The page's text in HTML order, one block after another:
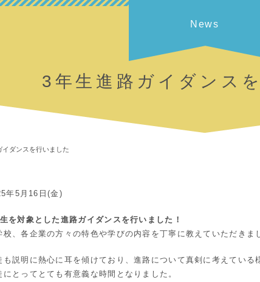
News
3年生進路ガイダンス
イダンスを行いました
年5月16日(金)
を対象とした進路ガイダンスを行いました！
校、各企業の方々の特色や学びの内容を丁寧に教えていただきま
も説明に熱心に耳を傾けており、進路について真剣に考えている
にとってとても有意義な時間となりました。